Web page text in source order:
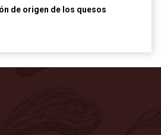
de origen de los quesos